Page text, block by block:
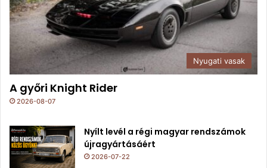
Nyugati vasak
A győri Knight Rider
2026-08-07
Nyílt levél a régi magyar rendszámok
újragyártásáért
2026-07-22